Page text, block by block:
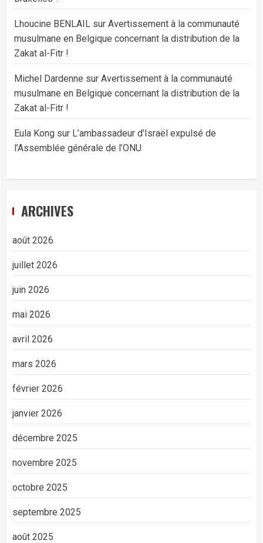
Lhoucine BENLAIL sur Avertissement à la communauté
musulmane en Belgique concernant la distribution de la
Zakat al-Fitr !
Michel Dardenne sur Avertissement à la communauté
musulmane en Belgique concernant la distribution de la
Zakat al-Fitr !
Eula Kong sur L’ambassadeur d’Israël expulsé de
l’Assemblée générale de l’ONU
ARCHIVES
août 2026
juillet 2026
juin 2026
mai 2026
avril 2026
mars 2026
février 2026
janvier 2026
décembre 2025
novembre 2025
octobre 2025
septembre 2025
août 2025